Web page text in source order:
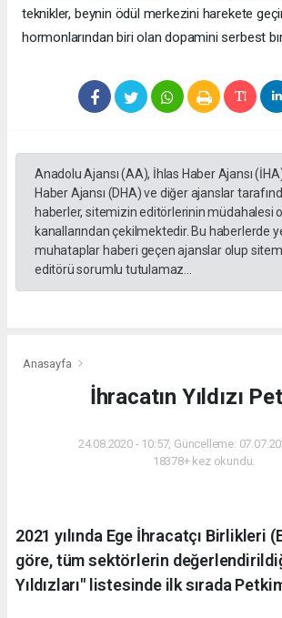
teknikler, beynin ödül merkezini harekete
hormonlarından biri olan dopamini serbest
Anadolu Ajansı (AA), İhlas Haber Ajansı
Haber Ajansı (DHA) ve diğer ajanslar
haberler, sitemizin editörlerinin müdahalesi
kanallarından çekilmektedir. Bu haberlerde
muhataplar haberi geçen ajanslar olup
editörü sorumlu tutulamaz...
Anasayfa
İhracatın Yıldızı
24.08.2020 - 10:57, Güncelleme:
18378+ kez okundu.
2021 yılında Ege İhracatçı Birlikleri
göre, tüm sektörlerin
Yıldızları" listesinde ilk sırada